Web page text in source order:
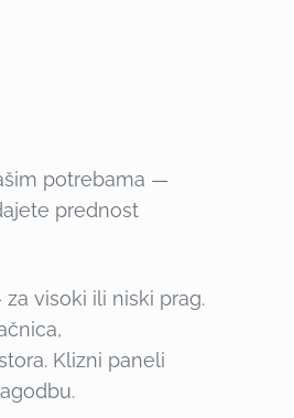
potrebama —
prednost
visoki ili niski prag.
Klizni paneli